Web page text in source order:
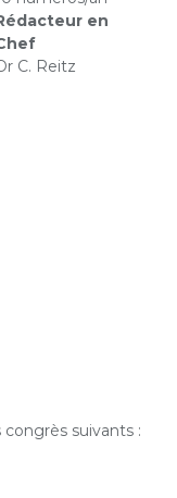
en
C. Reitz
suivants :